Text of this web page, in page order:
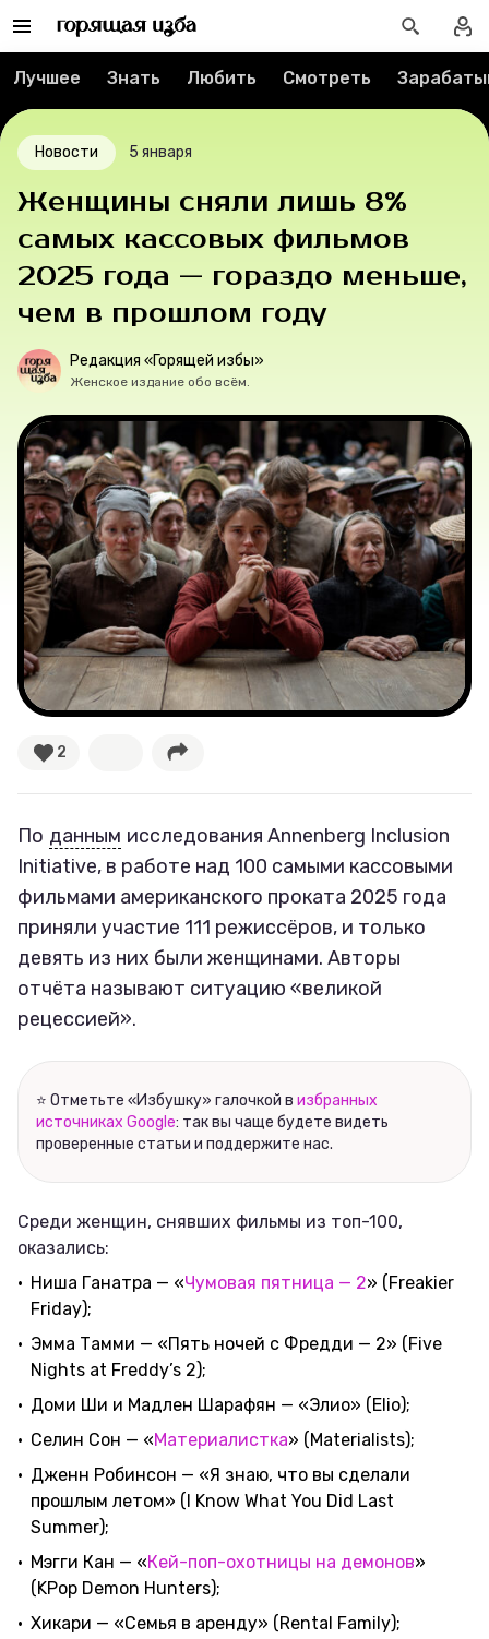
Вакансии
Мерч
О компании
Рубрики
Новости
Лучшее
Тесты
Секспросвет
Великие женщины
Ваши истории
Соцсети
Лучшее Знать Любить Смотреть
Новости 5 января
Женщины сняли лишь 8%
самых кассовых фильмов
2025 года — гораздо меньше,
чем в прошлом году
Редакция «Горящей избы»
Женское издание обо всём.
2
По данным исследования Annenberg Inclusion
Initiative, в работе над 100 самыми кассовыми
фильмами американского проката 2025 года
приняли участие 111 режиссёров, и только
девять из них были женщинами. Авторы
отчёта называют ситуацию «великой
рецессией».
⭐ Отметьте «Избушку» галочкой в избранных
источниках Google: так вы чаще будете видеть
проверенные статьи и поддержите нас.
Среди женщин, снявших фильмы из топ-100,
оказались:
Ниша Ганатра — «Чумовая пятница — 2» (Freakier
Friday);
Эмма Тамми — «Пять ночей с Фредди — 2» (Five
Nights at Freddy’s 2);
Доми Ши и Мадлен Шарафян — «Элио» (Elio);
Селин Сон — «Материалистка» (Materialists);
Дженн Робинсон — «Я знаю, что вы сделали
прошлым летом» (I Know What You Did Last
Summer);
Мэгги Кан — «Кей-поп-охотницы на демонов»
(KPop Demon Hunters);
Хикари — «Семья в аренду» (Rental Family);